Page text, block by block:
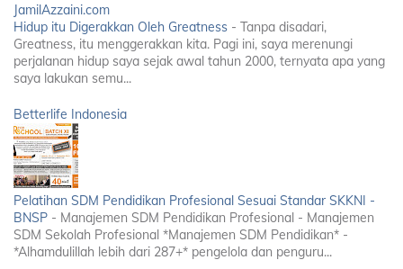
JamilAzzaini.com
Hidup itu Digerakkan Oleh Greatness - Tanpa disadari,
Greatness, itu menggerakkan kita. Pagi ini, saya merenungi
perjalanan hidup saya sejak awal tahun 2000, ternyata apa yang
saya lakukan semu...
Betterlife Indonesia
Pelatihan SDM Pendidikan Profesional Sesuai Standar SKKNI -
BNSP - Manajemen SDM Pendidikan Profesional - Manajemen
SDM Sekolah Profesional *Manajemen SDM Pendidikan* -
*Alhamdulillah lebih dari 287+* pengelola dan penguru...